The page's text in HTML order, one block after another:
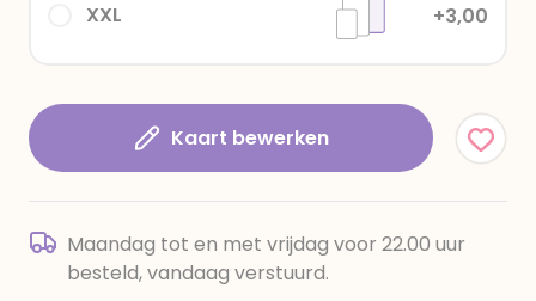
XXL +3,00
Kaart bewerken
Maandag tot en met vrijdag voor 22.00 uur
besteld, vandaag verstuurd.